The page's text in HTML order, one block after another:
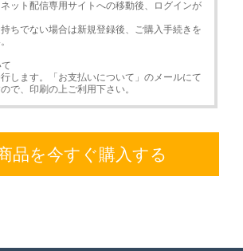
ット配信専用サイトへの移動後、ログインが
ちでない場合は新規登録後、ご購入手続きを
します。「お支払いについて」のメールにて
で、印刷の上ご利用下さい。
品を今すぐ購入する